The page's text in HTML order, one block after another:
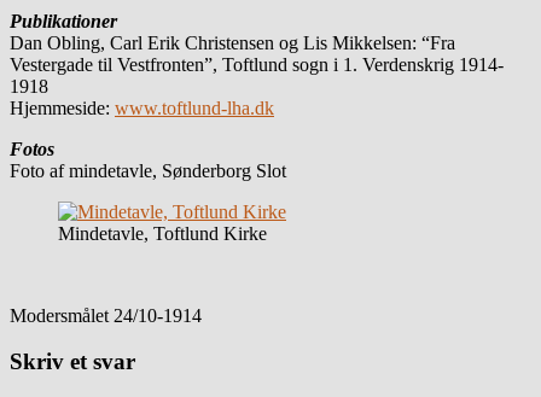
Publikationer
Dan Obling, Carl Erik Christensen og Lis Mikkelsen: “Fra
Vestergade til Vestfronten”, Toftlund sogn i 1. Verdenskrig 1914-
1918
Hjemmeside: www.toftlund-lha.dk
Fotos
Foto af mindetavle, Sønderborg Slot
Mindetavle, Toftlund Kirke
Modersmålet 24/10-1914
Skriv et svar